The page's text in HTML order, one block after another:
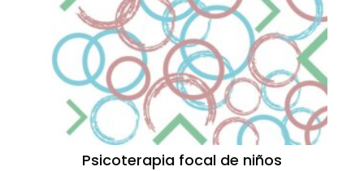
Psicoterapia focal de niños